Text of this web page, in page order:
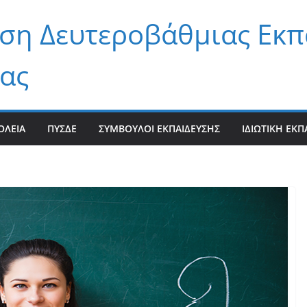
Δευτεροβάθμιας
ΠΥΣΔΕ ΣΎΜΒΟΥΛΟΙ ΕΚΠΑΊΔΕΥΣΗΣ ΙΔΙΩΤΙΚΉ